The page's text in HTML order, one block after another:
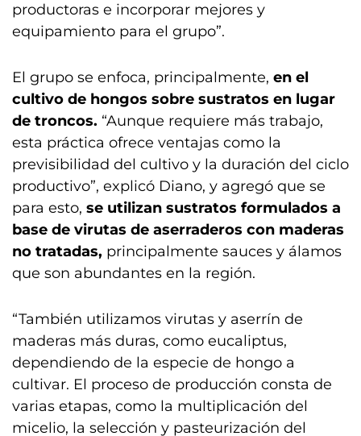
productoras e incorporar mejores y
equipamiento para el grupo”.
El grupo se enfoca, principalmente, en el
cultivo de hongos sobre sustratos en lugar
de troncos. “Aunque requiere más trabajo,
esta práctica ofrece ventajas como la
previsibilidad del cultivo y la duración del ciclo
productivo”, explicó Diano, y agregó que se
para esto, se utilizan sustratos formulados a
base de virutas de aserraderos con maderas
no tratadas, principalmente sauces y álamos
que son abundantes en la región.
“También utilizamos virutas y aserrín de
maderas más duras, como eucaliptus,
dependiendo de la especie de hongo a
cultivar. El proceso de producción consta de
varias etapas, como la multiplicación del
micelio, la selección y pasteurización del